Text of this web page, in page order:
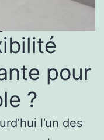
pour
?
l’un des